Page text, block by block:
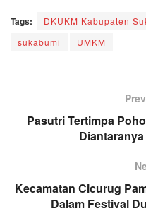
Tags: DKUKM Kabupaten
sukabumi
UMKM
Pasutri Tertimpa
Kecamatan Cicurug
Dalam Festival